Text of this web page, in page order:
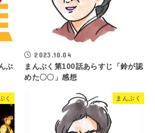
ぷ
2023.10.04
まんぷく第100話あらすじ「鈴が認
めた〇〇」感想
く まんぷく